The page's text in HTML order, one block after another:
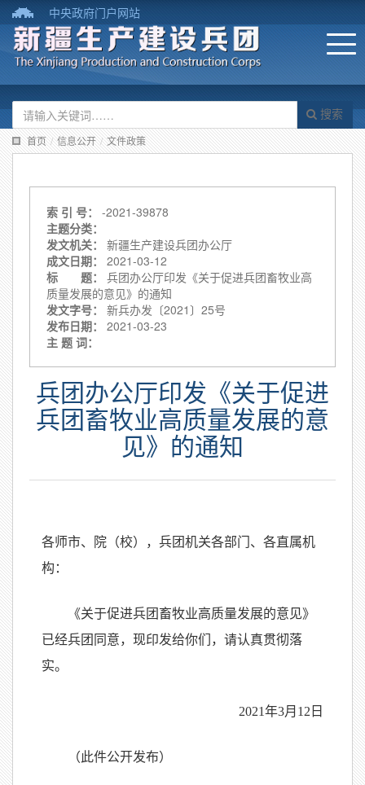
中央政府门户网站
搜索
首页 / 信息公开 / 文件政策
索 引 号：
-2021-39878
主题分类：
发文机关：
新疆生产建设兵团办公厅
成文日期：
2021-03-12
标 题：
兵团办公厅印发《关于促进兵团畜牧业高
质量发展的意见》的通知
发文字号：
新兵办发〔2021〕25号
发布日期：
2021-03-23
主 题 词：
兵团办公厅印发《关于促进
兵团畜牧业高质量发展的意
见》的通知
各师市、院（校），兵团机关各部门、各直属机
构：
《关于促进兵团畜牧业高质量发展的意见》
已经兵团同意，现印发给你们，请认真贯彻落
实。
2021年3月12日
（此件公开发布）